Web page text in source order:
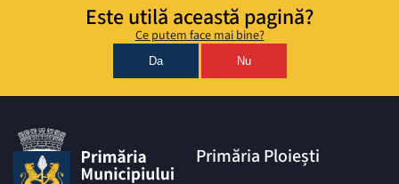
Este utilă această pagină?
Ce putem face mai bine?
Da Nu
Primăria Ploiești